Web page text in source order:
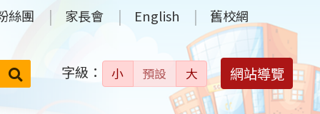
絲團 家長會 English 舊校網
搜
字級： 小 預設 大 網站導覽